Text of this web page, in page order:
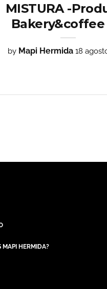
MISTURA -
Bakery&coffee
by Mapi Hermida 18
MAPI HERMIDA?